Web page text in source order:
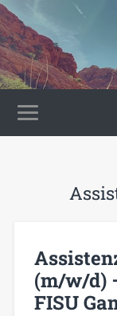
(m/w/d)
FISU